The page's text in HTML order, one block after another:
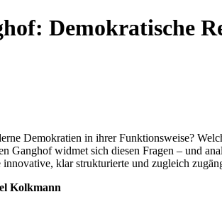
Demokratische
Demokratien in ihrer Funktionsweise?
Ganghof widmet sich diesen Fragen – und
klar strukturierte und zugleich
Kolkmann